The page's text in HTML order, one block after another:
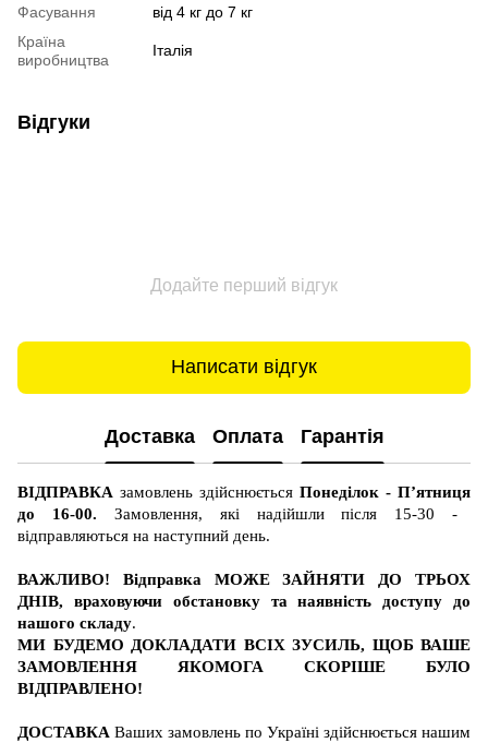
Фасування
від 4 кг до 7 кг
Країна
виробництва
Італія
Відгуки
Додайте перший відгук
Написати відгук
Доставка Оплата Гарантія
ВІДПРАВКА замовлень здійснюється Понеділок - П’ятниця
до 16-00. Замовлення, які надійшли після 15-30 -
відправляються на наступний день.
ВАЖЛИВО! Відправка МОЖЕ ЗАЙНЯТИ ДО ТРЬОХ
ДНІВ, враховуючи обстановку та наявність доступу до
нашого складу.
МИ БУДЕМО ДОКЛАДАТИ ВСІХ ЗУСИЛЬ, ЩОБ ВАШЕ
ЗАМОВЛЕННЯ ЯКОМОГА СКОРІШЕ БУЛО
ВІДПРАВЛЕНО!
ДОСТАВКА Ваших замовлень по Україні здійснюється нашим